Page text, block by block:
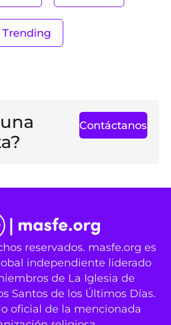
Trending
Contáctanos
reservados. masfe.org es
independiente liderado
de La Iglesia de
Santos de los Últimos Días.
oficial de la mencionada